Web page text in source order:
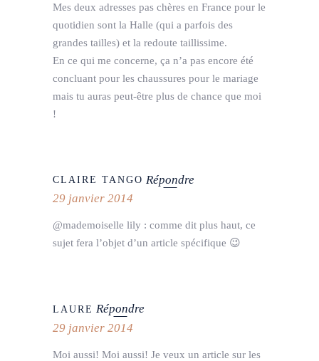
Mes deux adresses pas chères en France pour le
quotidien sont la Halle (qui a parfois des
grandes tailles) et la redoute taillissime.
En ce qui me concerne, ça n’a pas encore été
concluant pour les chaussures pour le mariage
mais tu auras peut-être plus de chance que moi
!
CLAIRE TANGO Répondre
29 janvier 2014
@mademoiselle lily : comme dit plus haut, ce
sujet fera l’objet d’un article spécifique 😉
LAURE Répondre
29 janvier 2014
Moi aussi! Moi aussi! Je veux un article sur les